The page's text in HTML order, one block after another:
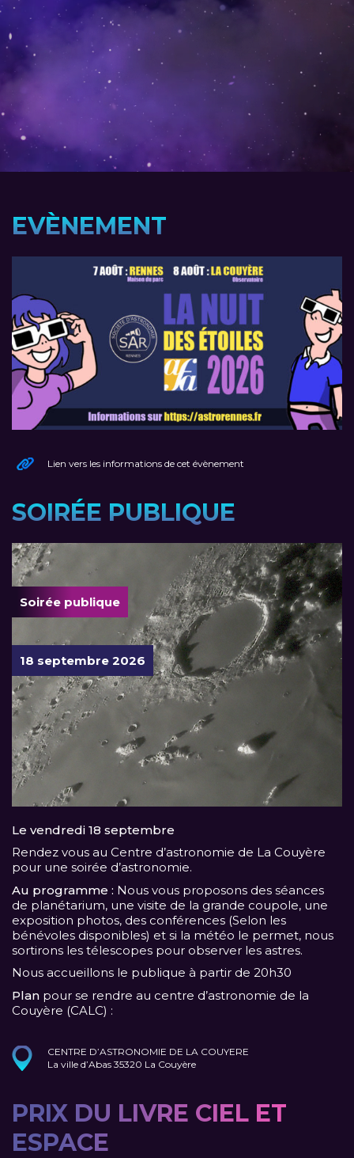
EVÈNEMENT
Lien vers les informations de cet évènement
SOIRÉE PUBLIQUE
Soirée publique
18 septembre 2026
Le vendredi 18 septembre
Rendez vous au Centre d’astronomie de La Couyère
pour une soirée d’astronomie.
Au programme : Nous vous proposons des séances
de planétarium, une visite de la grande coupole, une
exposition photos, des conférences (Selon les
bénévoles disponibles) et si la météo le permet, nous
sortirons les télescopes pour observer les astres.
Nous accueillons le publique à partir de 20h30
Plan pour se rendre au centre d’astronomie de la
Couyère (CALC) :
CENTRE D’ASTRONOMIE DE LA COUYERE
La ville d’Abas 35320 La Couyère
PRIX DU LIVRE CIEL ET
ESPACE